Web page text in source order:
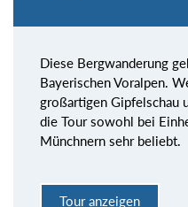
Diese Bergwanderung
Bayerischen Voralpen.
großartigen Gipfelschau
die Tour sowohl bei
Münchnern sehr beliebt.
Tour anzeigen